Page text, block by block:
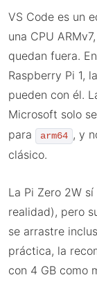
VS Code es un
una CPU
quedan fuera.
Raspberry Pi 1,
pueden con él.
Microsoft solo
para
arm64 , y
clásico.
La Pi Zero 2W
realidad), pero
se arrastre
práctica, la
con 4 GB como